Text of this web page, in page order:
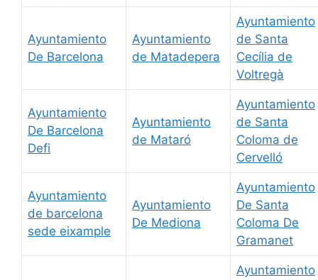
Ayuntamiento
De Barcelona
Ayuntamiento
de Matadepera
Ayuntamiento
de Santa
Cecília de
Voltregà
Ayuntamiento
De Barcelona
Defi
Ayuntamiento
de Mataró
Ayuntamiento
de Santa
Coloma de
Cervelló
Ayuntamiento
de barcelona
sede eixample
Ayuntamiento
De Mediona
Ayuntamiento
De Santa
Coloma De
Gramanet
Ayuntamiento